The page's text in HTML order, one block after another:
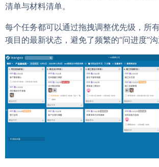
清单与材料清单。
每个任务都可以通过拖拽调整优先级，所
项目的最新状态，避免了频繁的“问进度”沟